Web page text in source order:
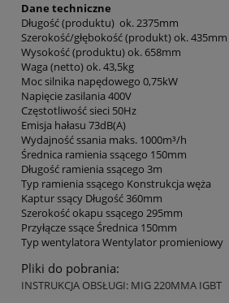
Dane techniczne
Długość (produktu) ok. 2375mm
Szerokość/głębokość (produkt) ok. 435mm
Wysokość (produktu) ok. 658mm
Waga (netto) ok. 43,5kg
Moc silnika napędowego 0,75kW
Napięcie zasilania 400V
Częstotliwość sieci 50Hz
Emisja hałasu 73dB(A)
Wydajność ssania maks. 1000m³/h
Średnica ramienia ssącego 150mm
Długość ramienia ssącego 3m
Typ ramienia ssącego Konstrukcja węża
Kaptur ssący Długość 360mm
Szerokość okapu ssącego 295mm
Przyłącze ssące Średnica 150mm
Typ wentylatora Wentylator promieniowy
Pliki do pobrania:
INSTRUKCJA OBSŁUGI: MIG 220MMA IGBT